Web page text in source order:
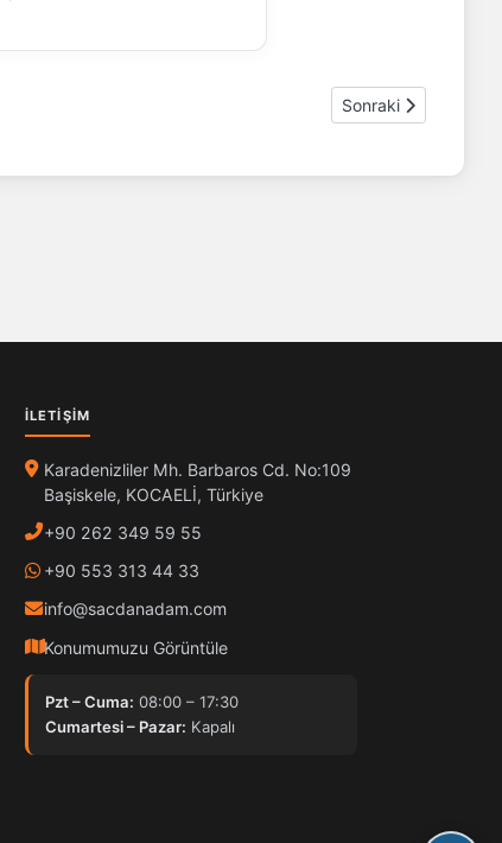
Sonraki makale:
Sonraki
İLETIŞIM
Karadenizliler Mh. Barbaros Cd. No:109
Başiskele, KOCAELİ, Türkiye
+90 262 349 59 55
+90 553 313 44 33
info@sacdanadam.com
Konumumuzu Görüntüle
Pzt – Cuma: 08:00 – 17:30
Cumartesi – Pazar: Kapalı